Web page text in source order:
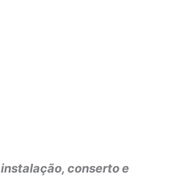
instalação, conserto e